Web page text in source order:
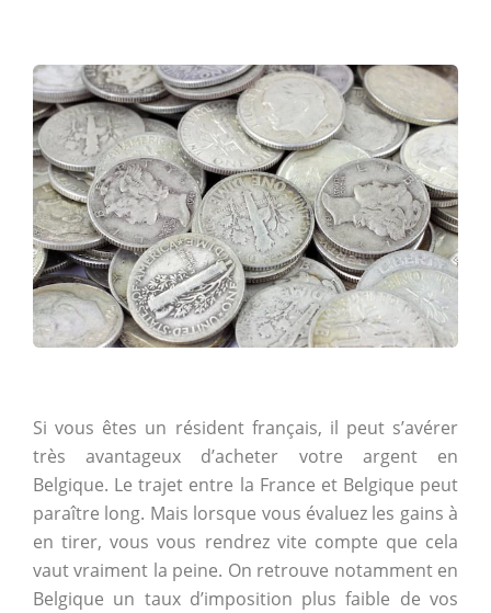
Si vous êtes un résident français, il peut s’avérer
très avantageux d’acheter votre argent en
Belgique. Le trajet entre la France et Belgique peut
paraître long. Mais lorsque vous évaluez les gains à
en tirer, vous vous rendrez vite compte que cela
vaut vraiment la peine. On retrouve notamment en
Belgique un taux d’imposition plus faible de vos